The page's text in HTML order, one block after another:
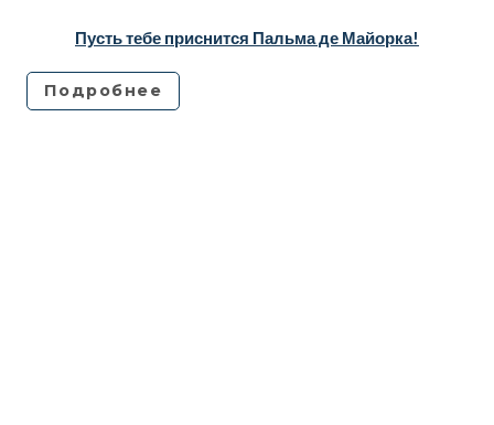
Пусть тебе приснится Пальма де Майорка!
Подробнее